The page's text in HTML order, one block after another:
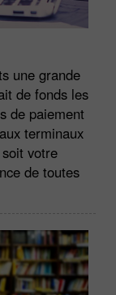
une grande
de fonds les
de paiement
terminaux
votre
de toutes